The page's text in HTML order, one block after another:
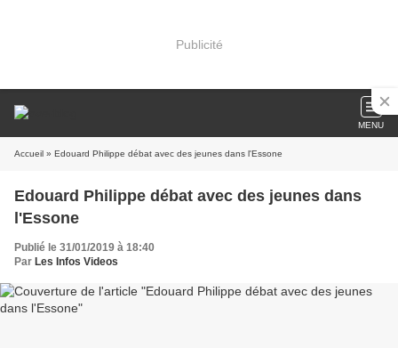
Publicité
MENU
Accueil » Edouard Philippe débat avec des jeunes dans l'Essone
Edouard Philippe débat avec des jeunes dans
l'Essone
Publié le 31/01/2019 à 18:40
Par Les Infos Videos